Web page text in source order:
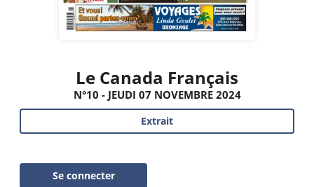
Le Canada Français
N°10 - JEUDI 07 NOVEMBRE 2024
Extrait
Se connecter